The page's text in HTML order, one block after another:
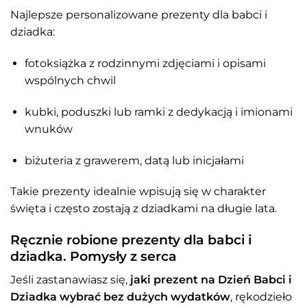
Najlepsze personalizowane prezenty dla babci i
dziadka:
fotoksiążka z rodzinnymi zdjęciami i opisami
wspólnych chwil
kubki, poduszki lub ramki z dedykacją i imionami
wnuków
biżuteria z grawerem, datą lub inicjałami
Takie prezenty idealnie wpisują się w charakter
święta i często zostają z dziadkami na długie lata.
Ręcznie robione prezenty dla babci i
dziadka. Pomysły z serca
Jeśli zastanawiasz się, jaki prezent na Dzień Babci i
Dziadka wybrać bez dużych wydatków, rękodzieło